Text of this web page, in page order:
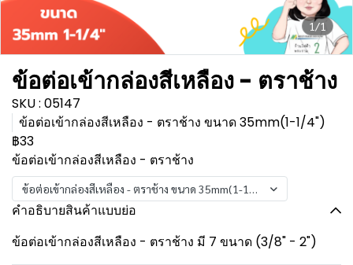
1/1
ข้อต่อเข้ากล่องสีเหลือง - ตราช้าง
SKU : 05147
ข้อต่อเข้ากล่องสีเหลือง - ตราช้าง ขนาด 35mm(1-1/4")
฿33
ข้อต่อเข้ากล่องสีเหลือง - ตราช้าง
ข้อต่อเข้ากล่องสีเหลือง - ตราช้าง ขนาด 35mm(1-1/4")
คำอธิบายสินค้าแบบย่อ
ข้อต่อเข้ากล่องสีเหลือง - ตราช้าง มี 7 ขนาด (3/8" - 2")